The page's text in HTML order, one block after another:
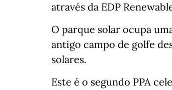
através da EDP
O parque solar ocupa
antigo campo de golfe
solares.
Este é o segundo PPA